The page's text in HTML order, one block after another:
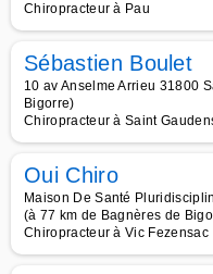
Chiropracteur à Pau
Sébastien Boulet
10 av Anselme Arrieu 31800
Bigorre)
Chiropracteur à Saint
Oui Chiro
Maison De Santé
(à 77 km de Bagnères de
Chiropracteur à Vic Fezensac